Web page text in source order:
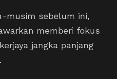
musim sebelum ini,
memberi fokus
jangka panjang